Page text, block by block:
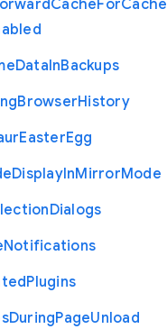
CacheForCache
DataInBackups
BrowserHistory
EasterEgg
DisplayInMirrorMode
Dialogs
Notifications
Plugins
DuringPageUnload